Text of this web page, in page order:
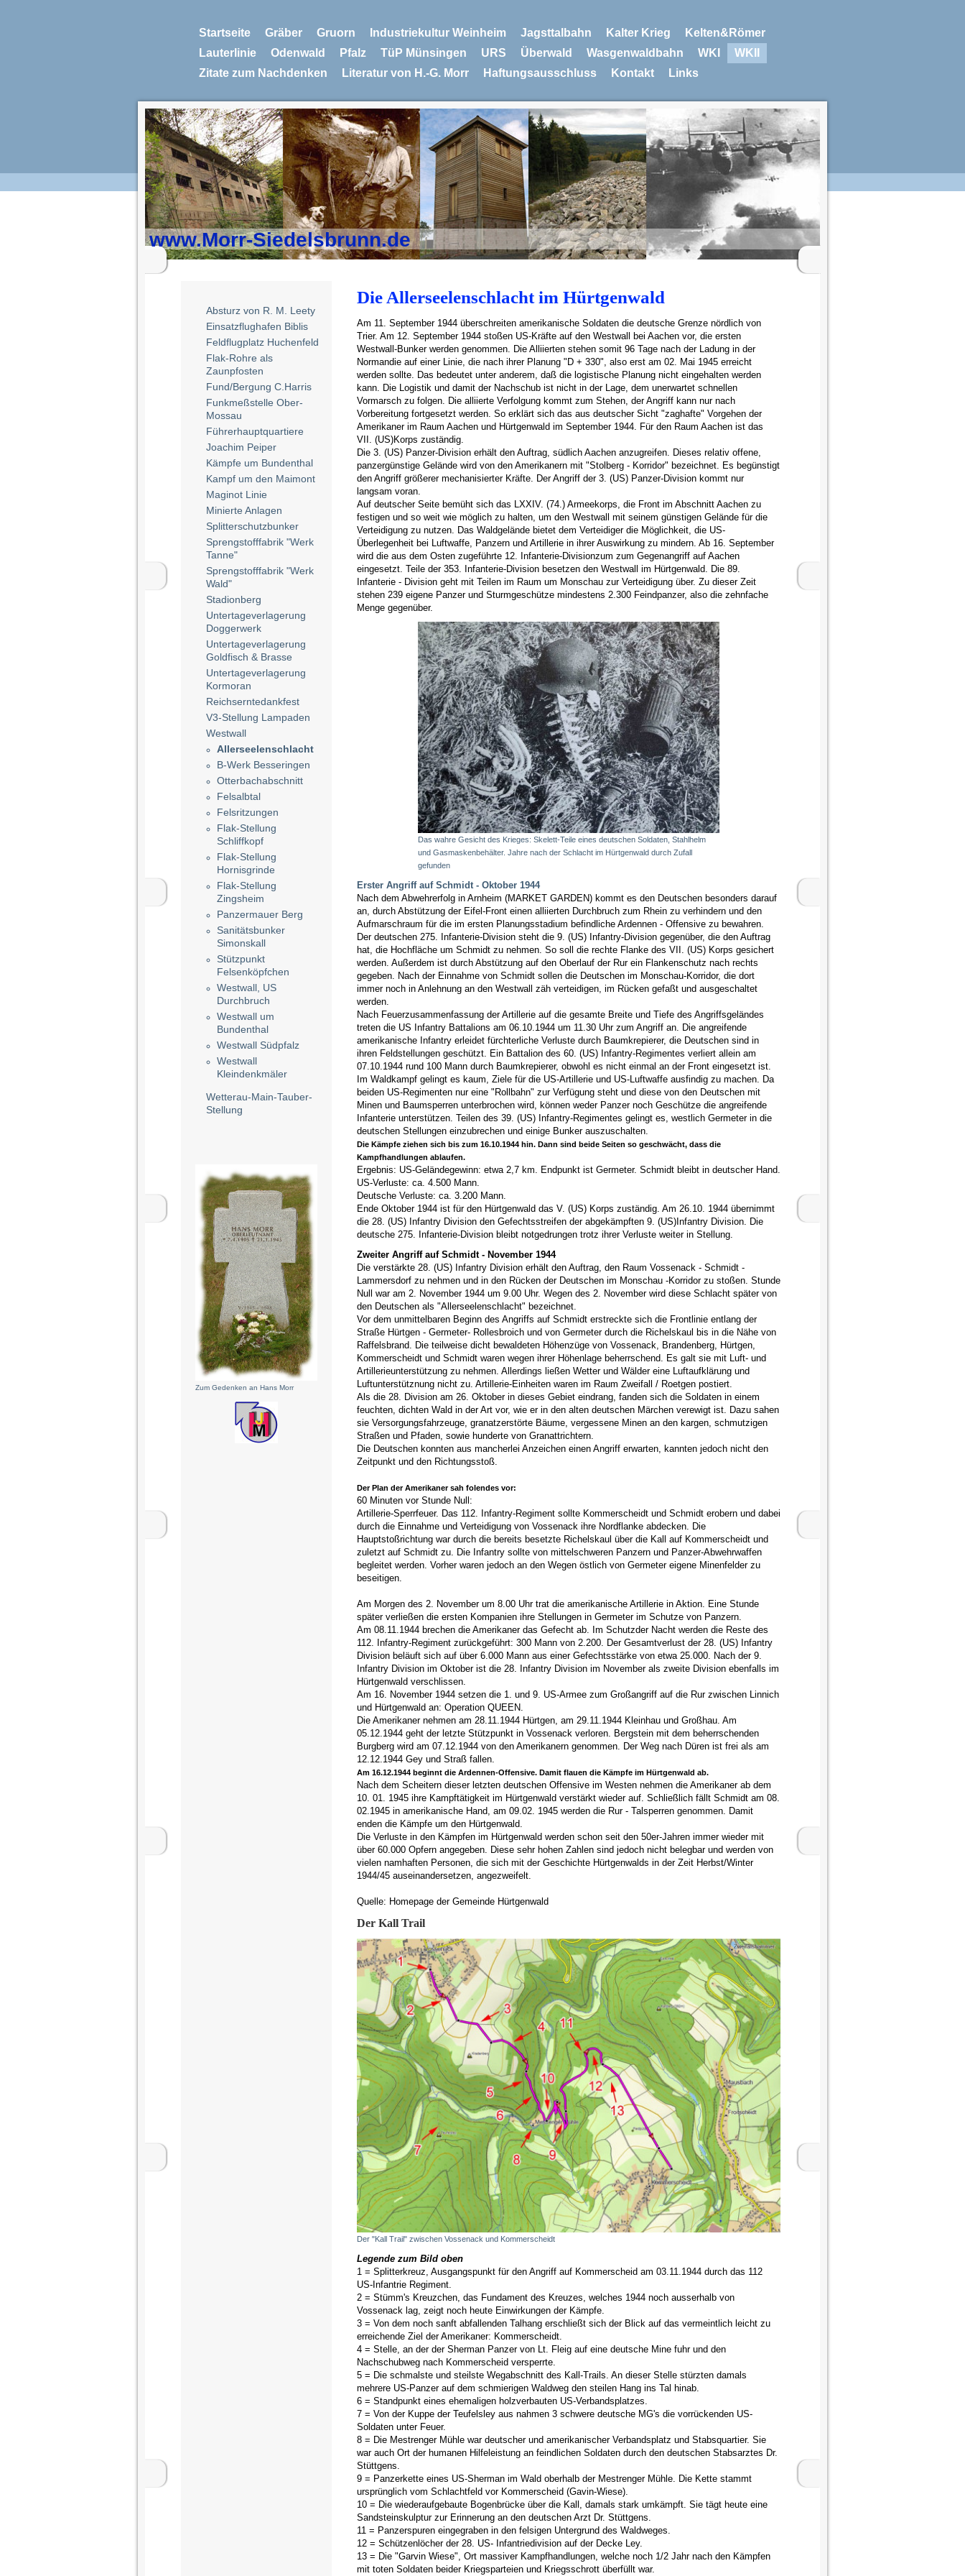
Startseite Gräber Gruorn Industriekultur Weinheim Jagsttalbahn Kalter Krieg
Kelten&Römer
Lauterlinie
Odenwald Pfalz TüP Münsingen URS Überwald Wasgenwaldbahn WKI
WKII
Zitate zum Nachdenken
Literatur von H.-G. Morr Haftungsausschluss Kontakt Links
www.Morr-Siedelsbrunn.de
Absturz von R. M. Leety
Einsatzflughafen Biblis
Feldflugplatz Huchenfeld
Flak-Rohre als
Zaunpfosten
Fund/Bergung C.Harris
Funkmeßstelle Ober-
Mossau
Führerhauptquartiere
Joachim Peiper
Kämpfe um Bundenthal
Kampf um den Maimont
Maginot Linie
Minierte Anlagen
Splitterschutzbunker
Sprengstofffabrik "Werk
Tanne"
Sprengstofffabrik "Werk
Wald"
Stadionberg
Untertageverlagerung
Doggerwerk
Untertageverlagerung
Goldfisch & Brasse
Untertageverlagerung
Kormoran
Reichserntedankfest
V3-Stellung Lampaden
Westwall
Allerseelenschlacht
B-Werk Besseringen
Otterbachabschnitt
Felsalbtal
Felsritzungen
Flak-Stellung
Schliffkopf
Flak-Stellung
Hornisgrinde
Flak-Stellung
Zingsheim
Panzermauer Berg
Sanitätsbunker
Simonskall
Stützpunkt
Felsenköpfchen
Westwall, US
Durchbruch
Westwall um
Bundenthal
Westwall Südpfalz
Westwall
Kleindenkmäler
Wetterau-Main-Tauber-
Stellung
Zum Gedenken an Hans Morr
Die Allerseelenschlacht im Hürtgenwald
Am 11. September 1944 überschreiten amerikanische Soldaten die deutsche Grenze nördlich von
Trier. Am 12. September 1944 stoßen US-Kräfte auf den Westwall bei Aachen vor, die ersten
Westwall-Bunker werden genommen. Die Alliierten stehen somit 96 Tage nach der Ladung in der
Normandie auf einer Linie, die nach ihrer Planung "D + 330", also erst am 02. Mai 1945 erreicht
werden sollte. Das bedeutet unter anderem, daß die logistische Planung nicht eingehalten werden
kann. Die Logistik und damit der Nachschub ist nicht in der Lage, dem unerwartet schnellen
Vormarsch zu folgen. Die alliierte Verfolgung kommt zum Stehen, der Angriff kann nur nach
Vorbereitung fortgesetzt werden. So erklärt sich das aus deutscher Sicht "zaghafte" Vorgehen der
Amerikaner im Raum Aachen und Hürtgenwald im September 1944. Für den Raum Aachen ist das
VII. (US)Korps zuständig.
Die 3. (US) Panzer-Division erhält den Auftrag, südlich Aachen anzugreifen. Dieses relativ offene,
panzergünstige Gelände wird von den Amerikanern mit "Stolberg - Korridor" bezeichnet. Es begünstigt
den Angriff größerer mechanisierter Kräfte. Der Angriff der 3. (US) Panzer-Division kommt nur
langsam voran.
Auf deutscher Seite bemüht sich das LXXIV. (74.) Armeekorps, die Front im Abschnitt Aachen zu
festigen und so weit wie möglich zu halten, um den Westwall mit seinem günstigen Gelände für die
Verteidigung zu nutzen. Das Waldgelände bietet dem Verteidiger die Möglichkeit, die US-
Überlegenheit bei Luftwaffe, Panzern und Artillerie in ihrer Auswirkung zu mindern. Ab 16. September
wird die aus dem Osten zugeführte 12. Infanterie-Divisionzum zum Gegenangriff auf Aachen
eingesetzt. Teile der 353. Infanterie-Division besetzen den Westwall im Hürtgenwald. Die 89.
Infanterie - Division geht mit Teilen im Raum um Monschau zur Verteidigung über. Zu dieser Zeit
stehen 239 eigene Panzer und Sturmgeschütze mindestens 2.300 Feindpanzer, also die zehnfache
Menge gegenüber.
Das wahre Gesicht des Krieges: Skelett-Teile eines deutschen Soldaten, Stahlhelm
und Gasmaskenbehälter. Jahre nach der Schlacht im Hürtgenwald durch Zufall
gefunden
Erster Angriff auf Schmidt - Oktober 1944
Nach dem Abwehrerfolg in Arnheim (MARKET GARDEN) kommt es den Deutschen besonders darauf
an, durch Abstützung der Eifel-Front einen alliierten Durchbruch zum Rhein zu verhindern und den
Aufmarschraum für die im ersten Planungsstadium befindliche Ardennen - Offensive zu bewahren.
Der deutschen 275. Infanterie-Division steht die 9. (US) Infantry-Division gegenüber, die den Auftrag
hat, die Hochfläche um Schmidt zu nehmen. So soll die rechte Flanke des VII. (US) Korps gesichert
werden. Außerdem ist durch Abstützung auf den Oberlauf der Rur ein Flankenschutz nach rechts
gegeben. Nach der Einnahme von Schmidt sollen die Deutschen im Monschau-Korridor, die dort
immer noch in Anlehnung an den Westwall zäh verteidigen, im Rücken gefaßt und ausgeschaltet
werden.
Nach Feuerzusammenfassung der Artillerie auf die gesamte Breite und Tiefe des Angriffsgeländes
treten die US Infantry Battalions am 06.10.1944 um 11.30 Uhr zum Angriff an. Die angreifende
amerikanische Infantry erleidet fürchterliche Verluste durch Baumkrepierer, die Deutschen sind in
ihren Feldstellungen geschützt. Ein Battalion des 60. (US) Infantry-Regimentes verliert allein am
07.10.1944 rund 100 Mann durch Baumkrepierer, obwohl es nicht einmal an der Front eingesetzt ist.
Im Waldkampf gelingt es kaum, Ziele für die US-Artillerie und US-Luftwaffe ausfindig zu machen. Da
beiden US-Regimenten nur eine "Rollbahn" zur Verfügung steht und diese von den Deutschen mit
Minen und Baumsperren unterbrochen wird, können weder Panzer noch Geschütze die angreifende
Infanterie unterstützen. Teilen des 39. (US) Infantry-Regimentes gelingt es, westlich Germeter in die
deutschen Stellungen einzubrechen und einige Bunker auszuschalten.
Die Kämpfe ziehen sich bis zum 16.10.1944 hin. Dann sind beide Seiten so geschwächt, dass die
Kampfhandlungen ablaufen.
Ergebnis: US-Geländegewinn: etwa 2,7 km. Endpunkt ist Germeter. Schmidt bleibt in deutscher Hand.
US-Verluste: ca. 4.500 Mann.
Deutsche Verluste: ca. 3.200 Mann.
Ende Oktober 1944 ist für den Hürtgenwald das V. (US) Korps zuständig. Am 26.10. 1944 übernimmt
die 28. (US) Infantry Division den Gefechtsstreifen der abgekämpften 9. (US)Infantry Division. Die
deutsche 275. Infanterie-Division bleibt notgedrungen trotz ihrer Verluste weiter in Stellung.
Zweiter Angriff auf Schmidt - November 1944
Die verstärkte 28. (US) Infantry Division erhält den Auftrag, den Raum Vossenack - Schmidt -
Lammersdorf zu nehmen und in den Rücken der Deutschen im Monschau -Korridor zu stoßen. Stunde
Null war am 2. November 1944 um 9.00 Uhr. Wegen des 2. November wird diese Schlacht später von
den Deutschen als "Allerseelenschlacht" bezeichnet.
Vor dem unmittelbaren Beginn des Angriffs auf Schmidt erstreckte sich die Frontlinie entlang der
Straße Hürtgen - Germeter- Rollesbroich und von Germeter durch die Richelskaul bis in die Nähe von
Raffelsbrand. Die teilweise dicht bewaldeten Höhenzüge von Vossenack, Brandenberg, Hürtgen,
Kommerscheidt und Schmidt waren wegen ihrer Höhenlage beherrschend. Es galt sie mit Luft- und
Artillerieunterstützung zu nehmen. Allerdings ließen Wetter und Wälder eine Luftaufklärung und
Luftunterstütznung nicht zu. Artillerie-Einheiten waren im Raum Zweifall / Roetgen postiert.
Als die 28. Division am 26. Oktober in dieses Gebiet eindrang, fanden sich die Soldaten in einem
feuchten, dichten Wald in der Art vor, wie er in den alten deutschen Märchen verewigt ist. Dazu sahen
sie Versorgungsfahrzeuge, granatzerstörte Bäume, vergessene Minen an den kargen, schmutzigen
Straßen und Pfaden, sowie hunderte von Granattrichtern.
Die Deutschen konnten aus mancherlei Anzeichen einen Angriff erwarten, kannten jedoch nicht den
Zeitpunkt und den Richtungsstoß.
Der Plan der Amerikaner sah folendes vor:
60 Minuten vor Stunde Null:
Artillerie-Sperrfeuer. Das 112. Infantry-Regiment sollte Kommerscheidt und Schmidt erobern und dabei
durch die Einnahme und Verteidigung von Vossenack ihre Nordflanke abdecken. Die
Hauptstoßrichtung war durch die bereits besetzte Richelskaul über die Kall auf Kommerscheidt und
zuletzt auf Schmidt zu. Die Infantry sollte von mittelschweren Panzern und Panzer-Abwehrwaffen
begleitet werden. Vorher waren jedoch an den Wegen östlich von Germeter eigene Minenfelder zu
beseitigen.
Am Morgen des 2. November um 8.00 Uhr trat die amerikanische Artillerie in Aktion. Eine Stunde
später verließen die ersten Kompanien ihre Stellungen in Germeter im Schutze von Panzern.
Am 08.11.1944 brechen die Amerikaner das Gefecht ab. Im Schutzder Nacht werden die Reste des
112. Infantry-Regiment zurückgeführt: 300 Mann von 2.200. Der Gesamtverlust der 28. (US) Infantry
Division beläuft sich auf über 6.000 Mann aus einer Gefechtsstärke von etwa 25.000. Nach der 9.
Infantry Division im Oktober ist die 28. Infantry Division im November als zweite Division ebenfalls im
Hürtgenwald verschlissen.
Am 16. November 1944 setzen die 1. und 9. US-Armee zum Großangriff auf die Rur zwischen Linnich
und Hürtgenwald an: Operation QUEEN.
Die Amerikaner nehmen am 28.11.1944 Hürtgen, am 29.11.1944 Kleinhau und Großhau. Am
05.12.1944 geht der letzte Stützpunkt in Vossenack verloren. Bergstein mit dem beherrschenden
Burgberg wird am 07.12.1944 von den Amerikanern genommen. Der Weg nach Düren ist frei als am
12.12.1944 Gey und Straß fallen.
Am 16.12.1944 beginnt die Ardennen-Offensive. Damit flauen die Kämpfe im Hürtgenwald ab.
Nach dem Scheitern dieser letzten deutschen Offensive im Westen nehmen die Amerikaner ab dem
10. 01. 1945 ihre Kampftätigkeit im Hürtgenwald verstärkt wieder auf. Schließlich fällt Schmidt am 08.
02.1945 in amerikanische Hand, am 09.02. 1945 werden die Rur - Talsperren genommen. Damit
enden die Kämpfe um den Hürtgenwald.
Die Verluste in den Kämpfen im Hürtgenwald werden schon seit den 50er-Jahren immer wieder mit
über 60.000 Opfern angegeben. Diese sehr hohen Zahlen sind jedoch nicht belegbar und werden von
vielen namhaften Personen, die sich mit der Geschichte Hürtgenwalds in der Zeit Herbst/Winter
1944/45 auseinandersetzen, angezweifelt.
Quelle: Homepage der Gemeinde Hürtgenwald
Der Kall Trail
Der "Kall Trail" zwischen Vossenack und Kommerscheidt
Legende zum Bild oben
1 = Splitterkreuz, Ausgangspunkt für den Angriff auf Kommerscheid am 03.11.1944 durch das 112
US-Infantrie Regiment.
2 = Stümm's Kreuzchen, das Fundament des Kreuzes, welches 1944 noch ausserhalb von
Vossenack lag, zeigt noch heute Einwirkungen der Kämpfe.
3 = Von dem noch sanft abfallenden Talhang erschließt sich der Blick auf das vermeintlich leicht zu
erreichende Ziel der Amerikaner: Kommerscheidt.
4 = Stelle, an der der Sherman Panzer von Lt. Fleig auf eine deutsche Mine fuhr und den
Nachschubweg nach Kommerscheid versperrte.
5 = Die schmalste und steilste Wegabschnitt des Kall-Trails. An dieser Stelle stürzten damals
mehrere US-Panzer auf dem schmierigen Waldweg den steilen Hang ins Tal hinab.
6 = Standpunkt eines ehemaligen holzverbauten US-Verbandsplatzes.
7 = Von der Kuppe der Teufelsley aus nahmen 3 schwere deutsche MG's die vorrückenden US-
Soldaten unter Feuer.
8 = Die Mestrenger Mühle war deutscher und amerikanischer Verbandsplatz und Stabsquartier. Sie
war auch Ort der humanen Hilfeleistung an feindlichen Soldaten durch den deutschen Stabsarztes Dr.
Stüttgens.
9 = Panzerkette eines US-Sherman im Wald oberhalb der Mestrenger Mühle. Die Kette stammt
ursprünglich vom Schlachtfeld vor Kommerscheid (Gavin-Wiese).
10 = Die wiederaufgebaute Bogenbrücke über die Kall, damals stark umkämpft. Sie tägt heute eine
Sandsteinskulptur zur Erinnerung an den deutschen Arzt Dr. Stüttgens.
11 = Panzerspuren eingegraben in den felsigen Untergrund des Waldweges.
12 = Schützenlöcher der 28. US- Infantriedivision auf der Decke Ley.
13 = Die "Garvin Wiese", Ort massiver Kampfhandlungen, welche noch 1/2 Jahr nach den Kämpfen
mit toten Soldaten beider Kriegsparteien und Kriegsschrott überfüllt war.